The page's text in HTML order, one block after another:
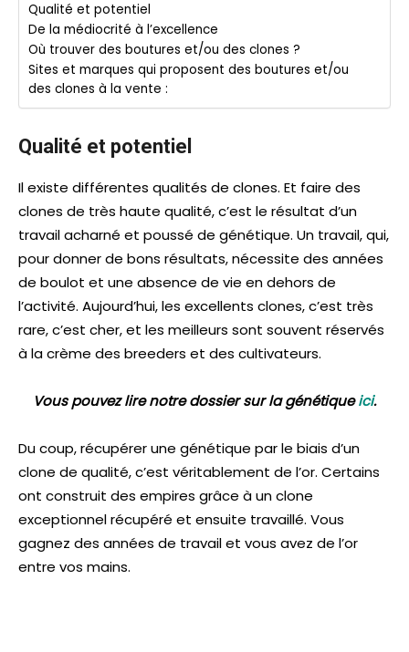
Qualité et potentiel
De la médiocrité à l’excellence
Où trouver des boutures et/ou des clones ?
Sites et marques qui proposent des boutures et/ou
des clones à la vente :
Qualité et potentiel
Il existe différentes qualités de clones. Et faire des
clones de très haute qualité, c’est le résultat d’un
travail acharné et poussé de génétique. Un travail, qui,
pour donner de bons résultats, nécessite des années
de boulot et une absence de vie en dehors de
l’activité. Aujourd’hui, les excellents clones, c’est très
rare, c’est cher, et les meilleurs sont souvent réservés
à la crème des breeders et des cultivateurs.
Vous pouvez lire notre dossier sur la génétiqueici.
Du coup, récupérer une génétique par le biais d’un
clone de qualité, c’est véritablement de l’or. Certains
ont construit des empires grâce à un clone
exceptionnel récupéré et ensuite travaillé. Vous
gagnez des années de travail et vous avez de l’or
entre vos mains.